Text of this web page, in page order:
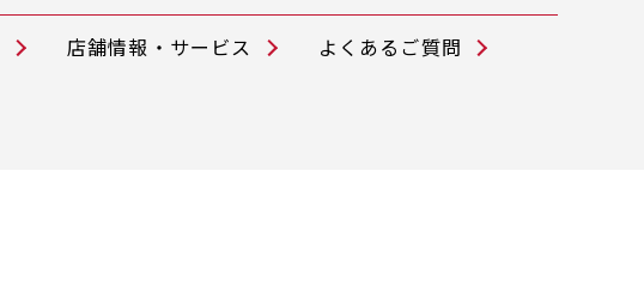
店舗情報・サービス
よくあるご質問